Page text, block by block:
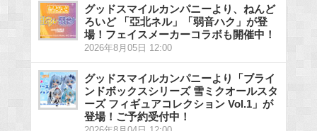
グッドスマイルカンパニーより、ねんど
ろいど 「亞北ネル」「弱音ハク」が登
場！フェイスメーカーコラボも開催中！
2026年8月05日 12:00
グッドスマイルカンパニーより「ブライ
ンドボックスシリーズ 雪ミクオールスタ
ーズ フィギュアコレクション Vol.1」が
登場！ご予約受付中！